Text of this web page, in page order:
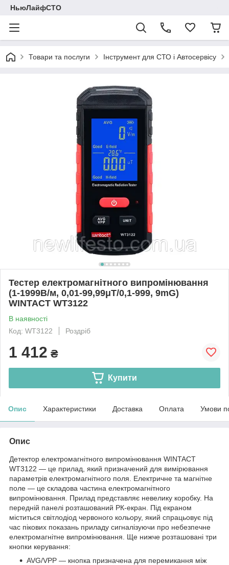
НьюЛайфСТО
Товари та послуги Інструмент для СТО і Автосервісу
Тестер електромагнітного випромінювання
(1-1999В/м, 0,01-99,99μT/0,1-999, 9mG)
WINTACT WT3122
В наявності
Код: WT3122
Роздріб
1 412 ₴
Купити
Опис Характеристики Доставка Оплата Умови
Опис
Детектор електромагнітного випромінювання WINTACT
WT3122 — це прилад, який призначений для вимірювання
параметрів електромагнітного поля. Електричне та магнітне
поле — це складова частина електромагнітного
випромінювання. Прилад представляє невелику коробку. На
передній панелі розташований РК-екран. Під екраном
міститься світлодіод червоного кольору, який спрацьовує під
час пікових показань приладу сигналізуючи про небезпечне
електромагнітне випромінювання. Ще нижче розташовані три
кнопки керування:
AVG/VPP — кнопка призначена для перемикання між